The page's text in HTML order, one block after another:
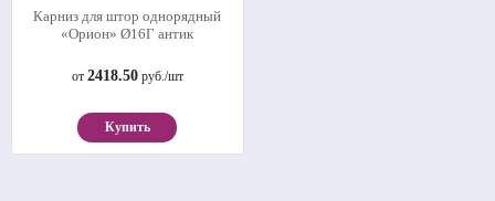
Карниз для штор однорядный
«Орион» Ø16Г антик
от 2418.50руб./шт
Купить